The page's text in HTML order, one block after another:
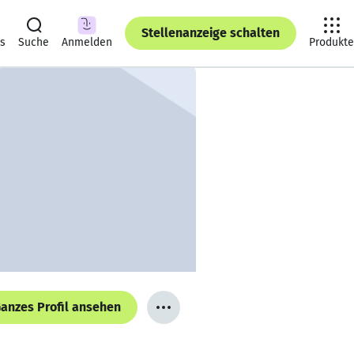
Suche Anmelden
Stellenanzeige schalten
Produkte
Profil ansehen